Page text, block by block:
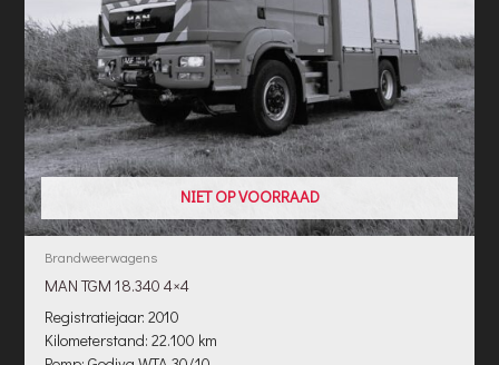
NIET OP VOORRAAD
Brandweerwagens
MAN TGM 18.340 4×4
Registratiejaar: 2010
Kilometerstand: 22.100 km